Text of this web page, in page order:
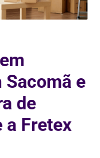
Sacomã e
de
a Fretex